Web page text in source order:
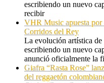
escribiendo un nuevo
recibir
VHR Music apuesta
Corridos del Rey
La evolución artística
escribiendo un nuevo
anunció oficialmente la
Giafra “Rasta Rose”
del reggaetón